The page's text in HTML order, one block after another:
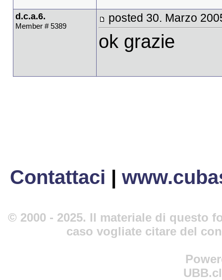
d.c.a.6.
Member # 5389
posted 30. Marzo
ok grazie
Contattaci |
© 2000 - 2025. Il materiale di questo
caso vogliate citare del